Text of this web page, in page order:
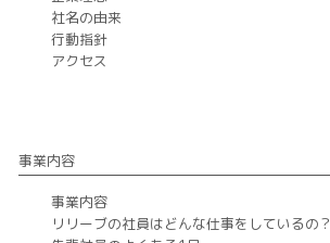
社名の由来
行動指針
アクセス
事業内容
事業内容
リリーブの社員はどんな仕事をしているの？